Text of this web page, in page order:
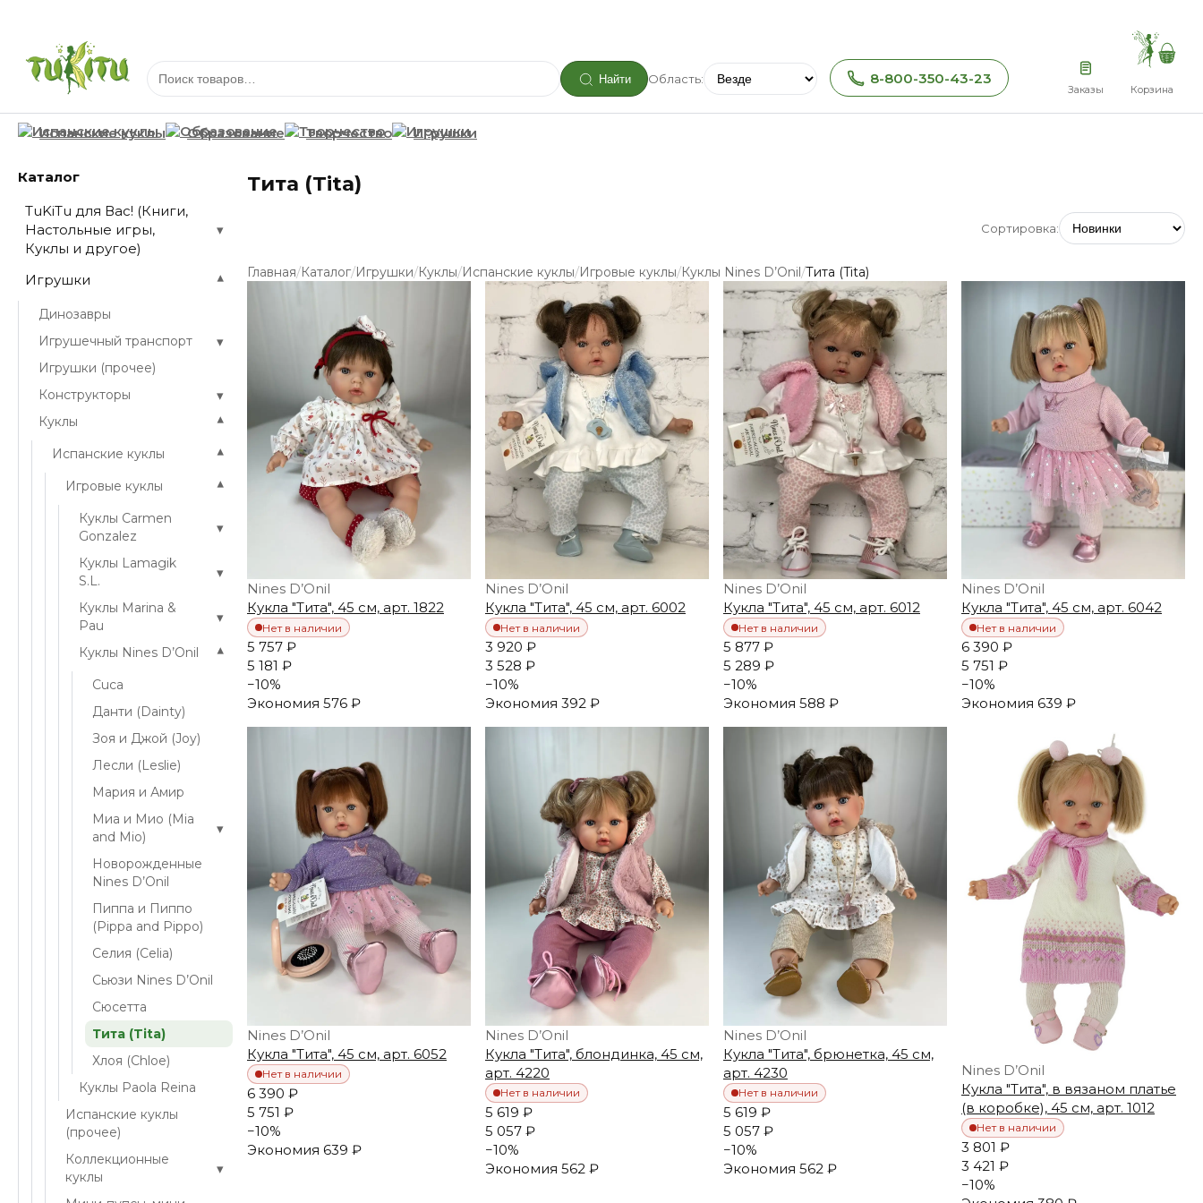
Найти Область: 8-800-350-43-23
Заказы Корзина
Испанские куклы Образование Творчество Игрушки
Каталог
TuKiTu для Вас! (Книги,
Настольные игры,
Куклы и другое)
▾
Игрушки ▾
Динозавры
Игрушечный транспорт
▾
Игрушки (прочее)
Конструкторы
▾
Куклы ▾
Испанские куклы ▾
Игровые куклы ▾
Куклы Carmen
Gonzalez
▾
Куклы Lamagik
S.L.
▾
Куклы Marina &
Pau
▾
Куклы Nines D’Onil ▾
Cuca
Данти (Dainty)
Зоя и Джой (Joy)
Лесли (Leslie)
Мария и Амир
Миа и Мио (Mia
and Mio)
▾
Новорожденные
Nines D’Onil
Пиппа и Пиппо
(Pippa and Pippo)
Селия (Celia)
Сьюзи Nines D’Onil
Сюсетта
Тита (Tita)
Хлоя (Chloe)
Куклы Paola Reina
Испанские куклы
(прочее)
Коллекционные
куклы
▾
Тита (Tita)
Сортировка:
Главная/Каталог/Игрушки/Куклы/Испанские куклы/Игровые куклы/Куклы Nines D’Onil/Тита (Tita)
Nines D’Onil
Кукла "Тита", 45 см, арт. 1822
Нет в наличии
5 757 ₽
5 181 ₽
−10%
Экономия 576 ₽
Nines D’Onil
Кукла "Тита", 45 см, арт. 6002
Нет в наличии
3 920 ₽
3 528 ₽
−10%
Экономия 392 ₽
Nines D’Onil
Кукла "Тита", 45 см, арт. 6012
Нет в наличии
5 877 ₽
5 289 ₽
−10%
Экономия 588 ₽
Nines D’Onil
Кукла "Тита", 45 см, арт. 6042
Нет в наличии
6 390 ₽
5 751 ₽
−10%
Экономия 639 ₽
Nines D’Onil
Кукла "Тита", 45 см, арт. 6052
Нет в наличии
6 390 ₽
5 751 ₽
−10%
Экономия 639 ₽
Nines D’Onil
Кукла "Тита", блондинка, 45 см,
арт. 4220
Нет в наличии
5 619 ₽
5 057 ₽
−10%
Экономия 562 ₽
Nines D’Onil
Кукла "Тита", брюнетка, 45 см,
арт. 4230
Нет в наличии
5 619 ₽
5 057 ₽
−10%
Экономия 562 ₽
Nines D’Onil
Кукла "Тита", в вязаном платье
(в коробке), 45 см, арт. 1012
Нет в наличии
3 801 ₽
3 421 ₽
−10%